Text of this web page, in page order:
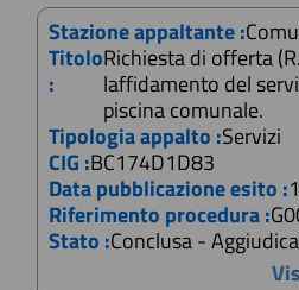
Stazione appaltante :
Titolo
:
Richiesta di offerta
laffidamento del
piscina comunale.
Tipologia appalto :Servizi
CIG :BC174D1D83
Data pubblicazione esito :
Riferimento procedura :
Stato :Conclusa -